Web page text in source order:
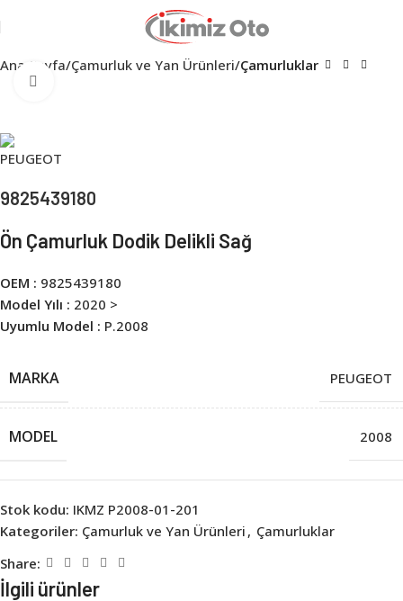
Ana Sayfa Çamurluk ve Yan Ürünleri Çamurluklar
9825439180
Ön Çamurluk Dodik Delikli Sağ
OEM : 9825439180
Model Yılı : 2020 >
Uyumlu Model : P.2008
MARKA PEUGEOT
MODEL 2008
Stok kodu: IKMZ P2008-01-201
Kategoriler: Çamurluk ve Yan Ürünleri , Çamurluklar
Share:
İlgili ürünler